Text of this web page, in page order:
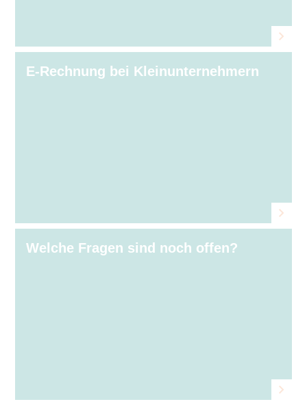
E-Rechnung bei Kleinunternehmern
Welche Fragen sind noch offen?